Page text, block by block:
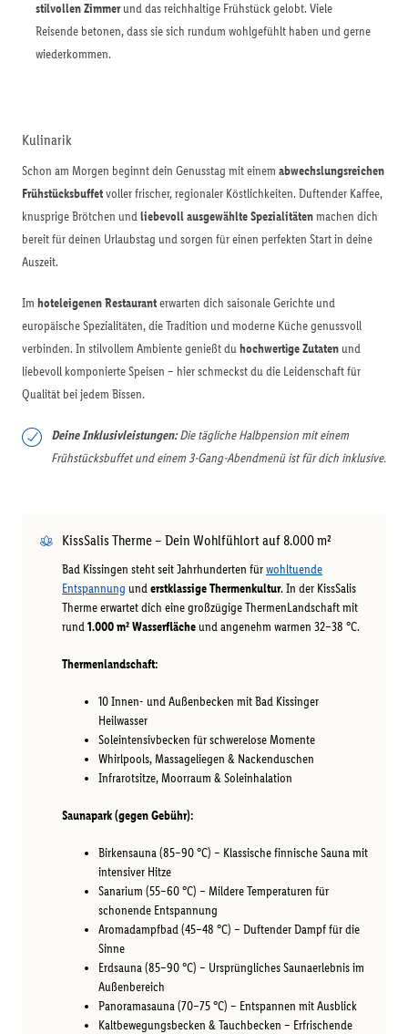
stilvollen Zimmerund das reichhaltige Frühstück gelobt. Viele
Reisende betonen, dass sie sich rundum wohlgefühlt haben und gerne
wiederkommen.
Kulinarik
Schon am Morgen beginnt dein Genusstag mit einem abwechslungsreichen
Frühstücksbuffetvoller frischer, regionaler Köstlichkeiten. Duftender Kaffee,
knusprige Brötchen undliebevoll ausgewählte Spezialitätenmachen dich
bereit für deinen Urlaubstag und sorgen für einen perfekten Start in deine
Auszeit.
Im hoteleigenen Restauranterwarten dich saisonale Gerichte und
europäische Spezialitäten, die Tradition und moderne Küche genussvoll
verbinden. In stilvollem Ambiente genießt duhochwertige Zutaten und
liebevoll komponierte Speisen – hier schmeckst du die Leidenschaft für
Qualität bei jedem Bissen.
Deine Inklusivleistungen:Die tägliche Halbpension mit einem
Frühstücksbuffet und einem 3-Gang-Abendmenü ist für dich inklusive.
KissSalis Therme – Dein Wohlfühlort auf 8.000 m²
Bad Kissingen steht seit Jahrhunderten fürwohltuende
Entspannung understklassige Thermenkultur. In der KissSalis
Therme erwartet dich eine großzügige ThermenLandschaft mit
rund1.000 m² Wasserfläche und angenehm warmen 32–38 °C.
Thermenlandschaft:
10 Innen- und Außenbecken mit Bad Kissinger
Heilwasser
Soleintensivbecken für schwerelose Momente
Whirlpools, Massageliegen & Nackenduschen
Infrarotsitze, Moorraum & Soleinhalation
Saunapark (gegen Gebühr):
Birkensauna (85–90 °C) – Klassische finnische Sauna mit
intensiver Hitze
Sanarium (55–60 °C) – Mildere Temperaturen für
schonende Entspannung
Aromadampfbad (45–48 °C) – Duftender Dampf für die
Sinne
Erdsauna (85–90 °C) – Ursprüngliches Saunaerlebnis im
Außenbereich
Panoramasauna (70–75 °C) – Entspannen mit Ausblick
Kaltbewegungsbecken & Tauchbecken – Erfrischende